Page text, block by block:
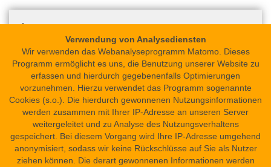
1 pꜣ wꜣ.y
Papyrus, 84 Anm. 14.
2Vorschlag Massart, Leiden Magical Papyrus 84 Anm. 15.
Fragmentgruppe rt. 12–20 (= Massart, Recto §
Fragment rt. 12
Verwendung von Analysediensten
Wir verwenden das Webanalyseprogramm Matomo. Dieses
Programm ermöglicht es uns, die Benutzung unserer Website zu
erfassen und hierdurch gegebenenfalls Optimierungen
vorzunehmen. Hierzu verwendet das Programm sogenannte
Cookies (s.o.). Die hierdurch gewonnenen Nutzungsinformationen
werden zusammen mit Ihrer IP-Adresse an unseren Server
weitergeleitet und zu Analyse des Nutzungsverhaltens
gespeichert. Bei diesem Vorgang wird Ihre IP-Adresse umgehend
anonymisiert, sodass wir keine Rückschlüsse auf Sie als Nutzer
ziehen können. Die derart gewonnenen Informationen werden